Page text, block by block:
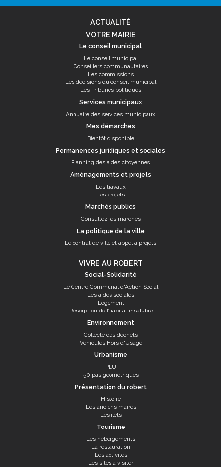
ACTUALITÉ
VOTRE MAIRIE
Le conseil municipal
Le conseil municipal
Conseillers communautaires
Les commissions
Les décisions du conseil municipal
Les Tribunes politiques
Services municipaux
Annuaire des services municipaux
Mes démarches
Bientôt disponible
Permanences juridiques et sociales
Planning des aides citoyennes
Aménagements et projets
Les travaux
Les projets
Marchés publics
Consultez les marchés
La politique de la ville
Le contrat de ville et appel à projets
VIVRE AU ROBERT
Social-Solidarité
Le Centre Communal d'Action Social
Les aides sociales
Logement
Résorption de l’habitat insalubre
Environnement
Collecte des déchets
Véhicules Hors d'Usage
Urbanisme
PLU
50 pas géométriques
Présentation du robert
Histoire
Les anciens maires
Les îlets
Tourisme
Les hébergements
La restauration
Les activités
Les sites à visiter